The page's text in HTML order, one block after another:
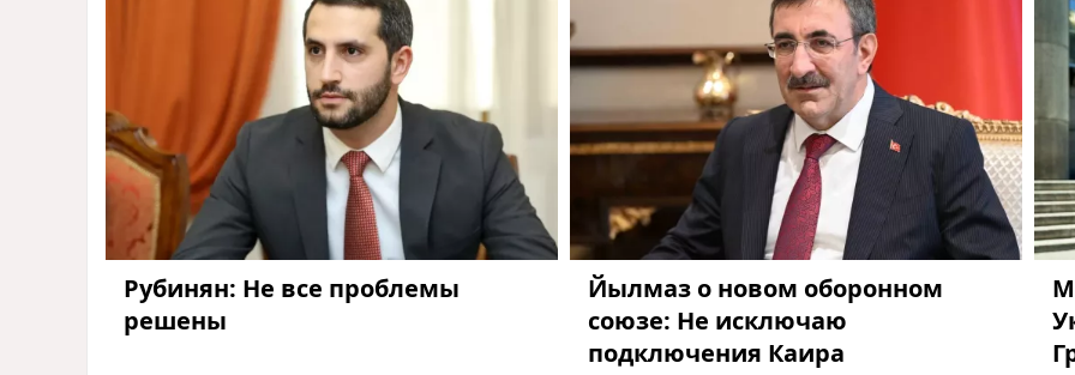
Рубинян: Не все проблемы
решены
Йылмаз о новом оборонном
союзе: Не исключаю
подключения Каира